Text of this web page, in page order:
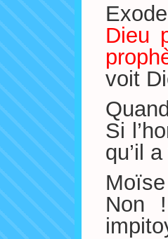
Dieu
voit
Si
qu’il
Non